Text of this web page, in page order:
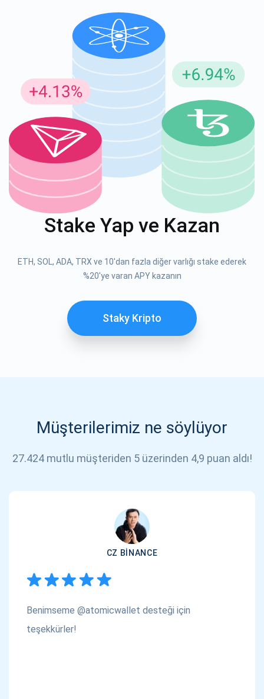
Stake Yap ve Kazan
ETH, SOL, ADA, TRX ve 10'dan fazla diğer varlığı stake ederek
%20'ye varan APY kazanın
Staky Kripto
Müşterilerimiz ne söylüyor
27.424 mutlu müşteriden 5 üzerinden 4,9 puan aldı!
CZ BINANCE
Benimseme @atomicwallet desteği için
teşekkürler!
Atomic
1000.000
ABONE OL
support@atomicwallet.io
YouTube'umuza göz atın
Güncellemeler için Abone Ol
En son proje güncellemelerini ve kripto kılavuzlarını ilk alan
siz olun